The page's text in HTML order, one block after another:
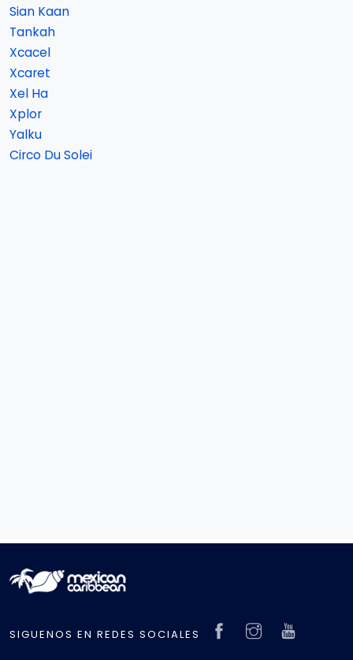
Sian Kaan
Tankah
Xcacel
Xcaret
Xel Ha
Xplor
Yalku
Circo Du Solei
SIGUENOS EN REDES SOCIALES